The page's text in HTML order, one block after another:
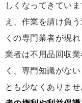
しくなってきてい
え、作業を請け負
くの専門業者が現
業者は不用品回収
く、専門知識がな
とも少なくありませ